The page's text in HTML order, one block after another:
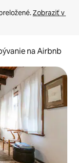
Zobraziť v
na Airbnb